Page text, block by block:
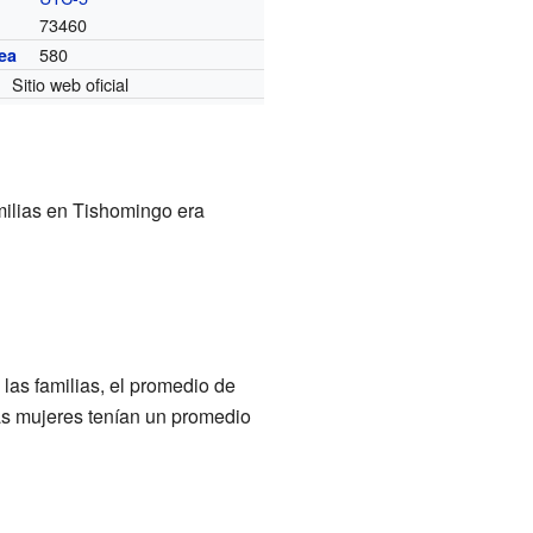
73460
580
Sitio web oficial
en Tishomingo era
familias, el promedio de
mujeres tenían un promedio